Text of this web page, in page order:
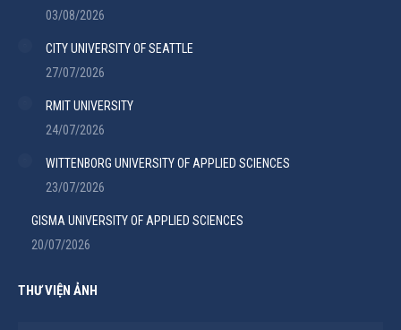
03/08/2026
CITY UNIVERSITY OF SEATTLE
27/07/2026
RMIT UNIVERSITY
24/07/2026
WITTENBORG UNIVERSITY OF APPLIED SCIENCES
23/07/2026
GISMA UNIVERSITY OF APPLIED SCIENCES
20/07/2026
THƯ VIỆN ẢNH